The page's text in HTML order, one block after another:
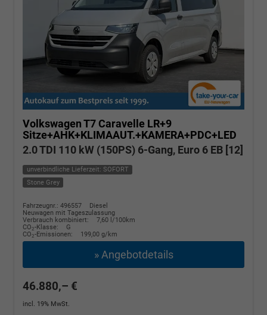
Volkswagen T7 Caravelle LR+9
Sitze+AHK+KLIMAAUT.+KAMERA+PDC+LED
2.0 TDI 110 kW (150PS) 6-Gang, Euro 6 EB [12]
unverbindliche Lieferzeit: SOFORT
Stone Grey
Fahrzeugnr.: 496557
Diesel
Neuwagen mit Tageszulassung
Verbrauch kombiniert:
7,60 l/100km
CO2-Klasse:
G
CO2-Emissionen: 199,00 g/km
» Angebotdetails
46.880,– €
incl. 19% MwSt.